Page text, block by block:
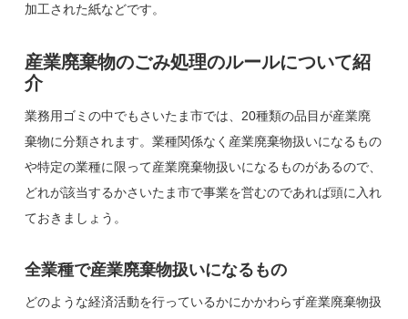
加工された紙などです。
産業廃棄物のごみ処理のルールについて紹
介
業務用ゴミの中でもさいたま市では、20種類の品目が産業廃
棄物に分類されます。業種関係なく産業廃棄物扱いになるもの
や特定の業種に限って産業廃棄物扱いになるものがあるので、
どれが該当するかさいたま市で事業を営むのであれば頭に入れ
ておきましょう。
全業種で産業廃棄物扱いになるもの
どのような経済活動を行っているかにかかわらず産業廃棄物扱